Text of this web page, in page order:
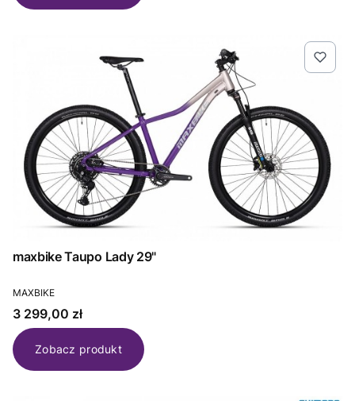
maxbike Taupo Lady 29"
PRODUCENT
MAXBIKE
Cena
3 299,00 zł
Zobacz produkt